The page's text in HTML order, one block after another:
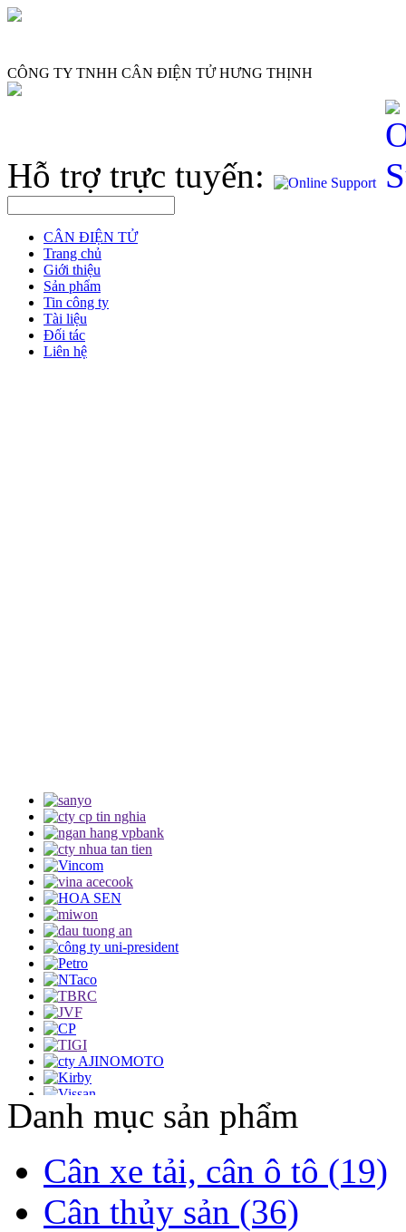
CÔNG TY TNHH CÂN ĐIỆN TỬ HƯNG THỊNH
Hỗ trợ trực tuyến:
CÂN ĐIỆN TỬ
Trang chủ
Giới thiệu
Sản phẩm
Tin công ty
Tài liệu
Đối tác
Liên hệ
Danh mục sản phẩm
Cân xe tải, cân ô tô (19)
Cân thủy sản (36)